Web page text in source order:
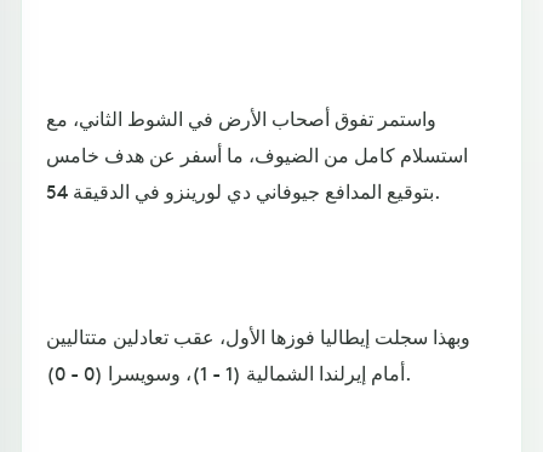
واستمر تفوق أصحاب الأرض في الشوط الثاني، مع
استسلام كامل من الضيوف، ما أسفر عن هدف خامس
بتوقيع المدافع جيوفاني دي لورينزو في الدقيقة 54.
وبهذا سجلت إيطاليا فوزها الأول، عقب تعادلين متتاليين
أمام إيرلندا الشمالية (1 - 1)، وسويسرا (0 - 0).